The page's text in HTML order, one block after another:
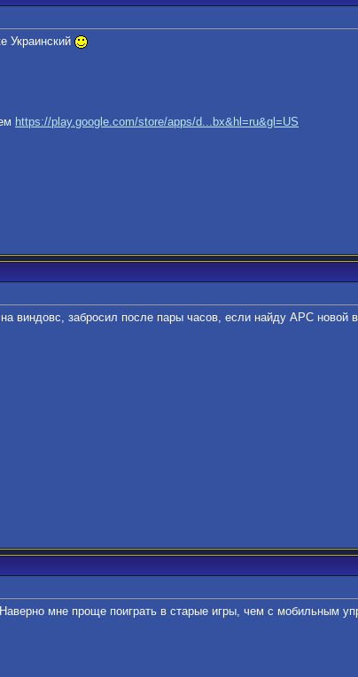
Украинский
https://play.google.com/store/apps/d...bx&hl=ru&gl=US
виндовс, забросил после пары часов, если найду APC
мне проще поиграть в старые игры, чем с мобильным